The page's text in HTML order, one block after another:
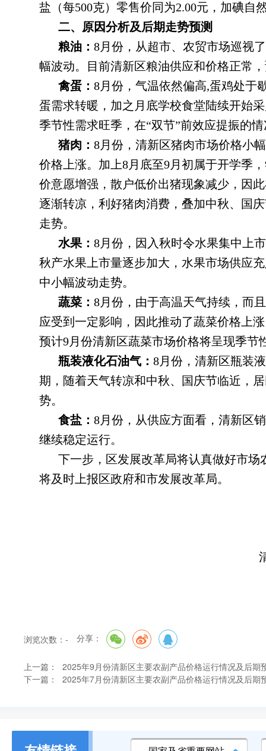
盐（每500克）零售价同为2.00元，加碘自
二、原因分析及后期走势预测
粮油： 8月份 ， 从超市、农贸市场巡视
幅波动。目前清新区粮油供应和价格正常 ，
禽蛋： 8月份 ， 气温依然偏高,蛋鸡处于
蛋需求转暖，加之月底学校食堂陆续开始
季节性需求旺季，在“双节”前效应提振的
‌猪肉： 8月份 ， 清新区猪肉市场价格小
价格上涨。 加上8月底至9月初属于开学季
价意愿增强，散户低价出猪现象减少 ， 因
逐渐转凉，利好猪肉消费 ， 叠加中秋、国
走势。
水果： 8月份 ， 因入秋时令水果集中上
秋产水果上市量逐步加大 ， 水果市场供应
中小幅波动走势。
蔬菜： 8月份 ， 由于高温天气持续，而
应受到一定影响 ， 因此推动了蔬菜价格上
预计9月份清新区蔬菜市场价格将呈现季节
瓶装液化石油气： 8月份 ， 清新区瓶装
期 ， 随着天气转凉和中秋、国庆节临近，
势。
食盐： 8月份 ， 从供应方面看，清新区
继续稳定运行。
下一步 ， 区发展改革局将认真做好市
将及时上报区政府和市发展改革局。
清远市清新区发
浏览次数： - 分享：
上一篇：
2025年9月份清新区主要农副产品价格运行情况及后期
下一篇：
2025年7月份清新区主要农副产品价格运行情况及后期